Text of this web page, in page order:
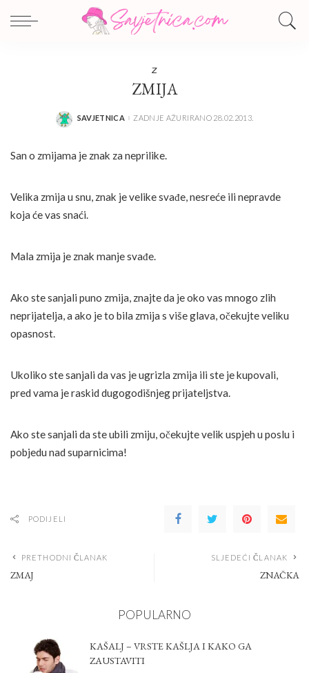
Z
ZMIJA
POSTED
SAVJETNICA ZADNJE AŽURIRANO 28.02.2013.
San o zmijama je znak za neprilike.
Velika zmija u snu, znak je velike svađe, nesreće ili nepravde
koja će vas snaći.
Mala zmija je znak manje svađe.
Ako ste sanjali puno zmija, znajte da je oko vas mnogo zlih
neprijatelja, a ako je to bila zmija s više glava, očekujte veliku
opasnost.
Ukoliko ste sanjali da vas je ugrizla zmija ili ste je kupovali,
pred vama je raskid dugogodišnjeg prijateljstva.
Ako ste sanjali da ste ubili zmiju, očekujte velik uspjeh u poslu i
pobjedu nad suparnicima!
PODIJELI
PRETHODNI ČLANAK
ZMAJ
SLJEDEĆI ČLANAK
ZNAČKA
POPULARNO
KAŠALJ – VRSTE KAŠLJA I KAKO GA
ZAUSTAVITI